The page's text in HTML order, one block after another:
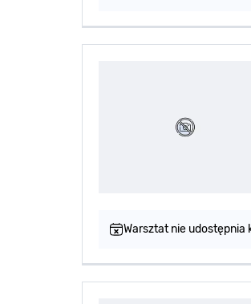
Warsztat nie udostępnia